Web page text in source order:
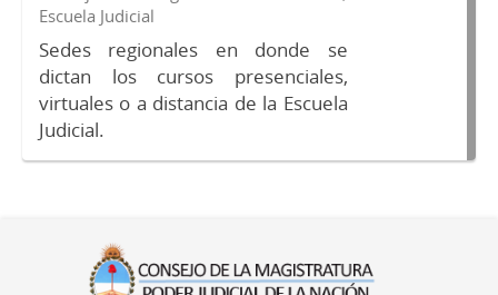
Escuela Judicial
Sedes regionales en donde se
dictan los cursos presenciales,
virtuales o a distancia de la Escuela
Judicial.